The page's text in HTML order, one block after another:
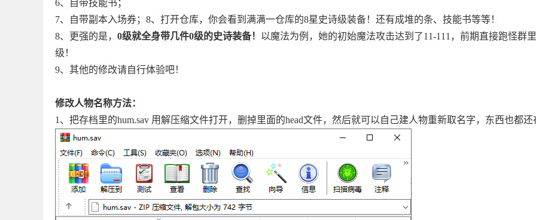
6、自带技能书；
7、自带副本入场券；8、打开仓库，你会看到满满一仓库的8星史诗级装备！还有成堆的条、技能书等等！
8、更强的是， 0级就全身带几件0级的史诗装备！ 以魔法为例，她的初始魔法攻击达到了11-111，前期直接跑怪群
级！
9、其他的修改请自行体验吧！
修改人物名称方法：
1、 把存档里的hum.sav 用解压缩文件打开，删掉里面的head文件，然后就可以自己建人物重新取名字，东西也都还